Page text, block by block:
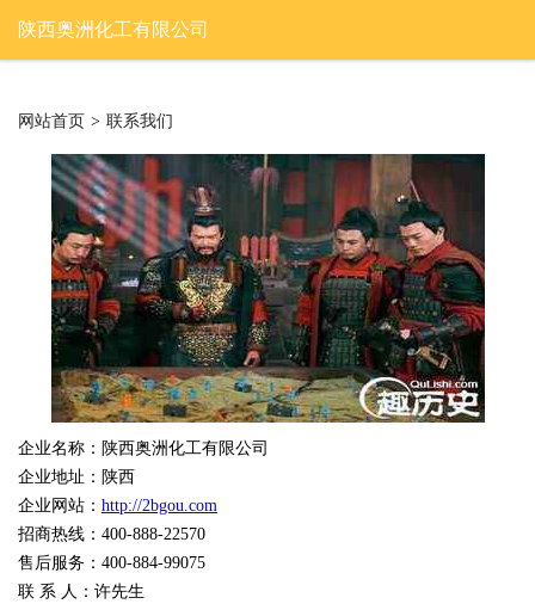
陕西奥洲化工有限公司
网站首页 > 联系我们
企业名称：陕西奥洲化工有限公司
企业地址：陕西
企业网站： http://2bgou.com
招商热线：400-888-22570
售后服务：400-884-99075
联 系 人：许先生